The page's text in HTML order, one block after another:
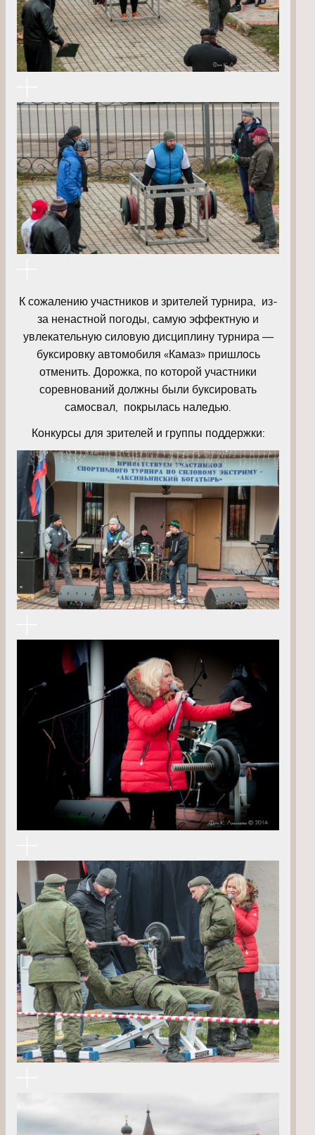
К сожалению участников и зрителей турнира, из-
за ненастной погоды, самую эффектную и
увлекательную силовую дисциплину турнира —
буксировку автомобиля «Камаз» пришлось
отменить. Дорожка, по которой участники
соревнований должны были буксировать
самосвал, покрылась наледью.
Конкурсы для зрителей и группы поддержки: